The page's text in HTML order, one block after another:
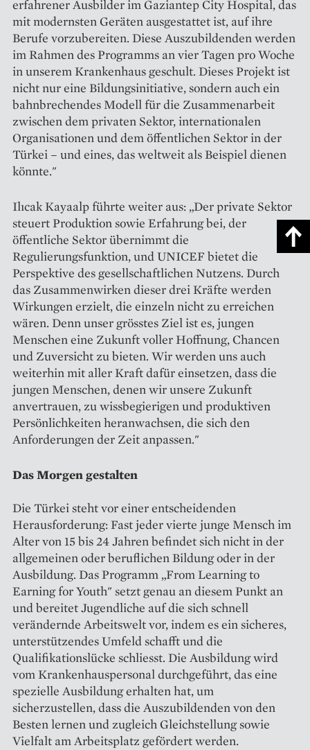
erfahrener Ausbilder im Gaziantep City Hospital, das
mit modernsten Geräten ausgestattet ist, auf ihre
Berufe vorzubereiten. Diese Auszubildenden werden
im Rahmen des Programms an vier Tagen pro Woche
in unserem Krankenhaus geschult. Dieses Projekt ist
nicht nur eine Bildungsinitiative, sondern auch ein
bahnbrechendes Modell für die Zusammenarbeit
zwischen dem privaten Sektor, internationalen
Organisationen und dem öffentlichen Sektor in der
Türkei – und eines, das weltweit als Beispiel dienen
könnte."
Ilıcak Kayaalp führte weiter aus: „Der private Sektor
steuert Produktion sowie Erfahrung bei, der
öffentliche Sektor übernimmt die
Regulierungsfunktion, und UNICEF bietet die
Perspektive des gesellschaftlichen Nutzens. Durch
das Zusammenwirken dieser drei Kräfte werden
Wirkungen erzielt, die einzeln nicht zu erreichen
wären. Denn unser grösstes Ziel ist es, jungen
Menschen eine Zukunft voller Hoffnung, Chancen
und Zuversicht zu bieten. Wir werden uns auch
weiterhin mit aller Kraft dafür einsetzen, dass die
jungen Menschen, denen wir unsere Zukunft
anvertrauen, zu wissbegierigen und produktiven
Persönlichkeiten heranwachsen, die sich den
Anforderungen der Zeit anpassen."
Das Morgen gestalten
Die Türkei steht vor einer entscheidenden
Herausforderung: Fast jeder vierte junge Mensch im
Alter von 15 bis 24 Jahren befindet sich nicht in der
allgemeinen oder beruflichen Bildung oder in der
Ausbildung. Das Programm „From Learning to
Earning for Youth" setzt genau an diesem Punkt an
und bereitet Jugendliche auf die sich schnell
verändernde Arbeitswelt vor, indem es ein sicheres,
unterstützendes Umfeld schafft und die
Qualifikationslücke schliesst. Die Ausbildung wird
vom Krankenhauspersonal durchgeführt, das eine
spezielle Ausbildung erhalten hat, um
sicherzustellen, dass die Auszubildenden von den
Besten lernen und zugleich Gleichstellung sowie
Vielfalt am Arbeitsplatz gefördert werden.